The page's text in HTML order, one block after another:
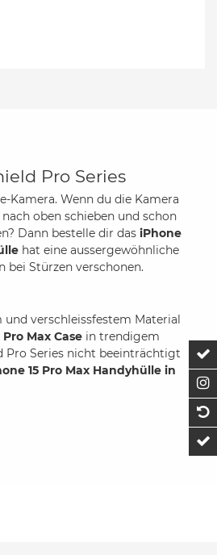
Pro Series
Wenn du die Kamera
nach oben schieben und schon
Dann bestelle dir das iPhone
hat eine aussergewöhnliche
bei Stürzen verschonen.
verschleissfestem Material
Pro Max Case in trendigem
Pro Series nicht beeinträchtigt
15 Pro Max Handyhülle in